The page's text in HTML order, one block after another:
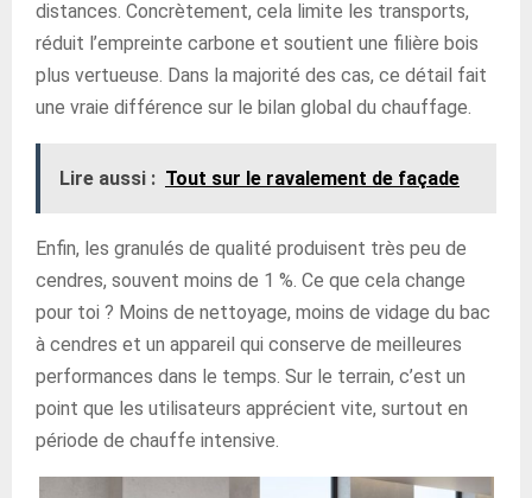
distances. Concrètement, cela limite les transports,
réduit l’empreinte carbone et soutient une filière bois
plus vertueuse. Dans la majorité des cas, ce détail fait
une vraie différence sur le bilan global du chauffage.
Lire aussi : Tout sur le ravalement de façade
Enfin, les granulés de qualité produisent très peu de
cendres, souvent moins de 1 %. Ce que cela change
pour toi ? Moins de nettoyage, moins de vidage du bac
à cendres et un appareil qui conserve de meilleures
performances dans le temps. Sur le terrain, c’est un
point que les utilisateurs apprécient vite, surtout en
période de chauffe intensive.